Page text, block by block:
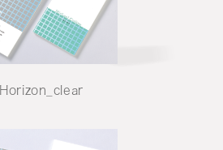
Horizon_clear